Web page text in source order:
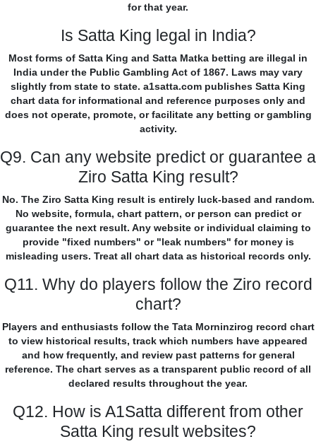
for that year.
Is Satta King legal in India?
Most forms of Satta King and Satta Matka betting are illegal in
India under the Public Gambling Act of 1867. Laws may vary
slightly from state to state. a1satta.com publishes Satta King
chart data for informational and reference purposes only and
does not operate, promote, or facilitate any betting or gambling
activity.
Q9. Can any website predict or guarantee a
Ziro Satta King result?
No. The Ziro Satta King result is entirely luck-based and random.
No website, formula, chart pattern, or person can predict or
guarantee the next result. Any website or individual claiming to
provide "fixed numbers" or "leak numbers" for money is
misleading users. Treat all chart data as historical records only.
Q11. Why do players follow the Ziro record
chart?
Players and enthusiasts follow the Tata Morninzirog record chart
to view historical results, track which numbers have appeared
and how frequently, and review past patterns for general
reference. The chart serves as a transparent public record of all
declared results throughout the year.
Q12. How is A1Satta different from other
Satta King result websites?